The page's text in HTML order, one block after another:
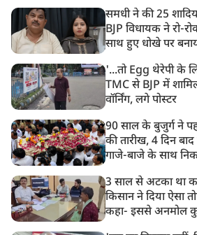
8:23 AM
रांची: छात्रों और झारखंड सरकार के बीच
की बातचीत
समधी ने की 25
BJP विधायक ने रो-
साथ हुए धोखे पर
'...तो Egg थेरेपी के
TMC से BJP में
वॉर्निंग, लगे पोस्टर
90 साल के बुजुर्ग ने
की तारीख, 4 दिन
गाजे-बाजे के साथ
3 साल से अटका था
किसान ने दिया
कहा- इससे अनमोल